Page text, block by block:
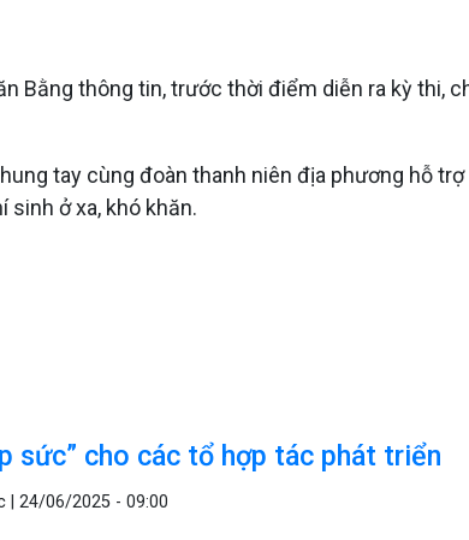
Bằng thông tin, trước thời điểm diễn ra kỳ thi,
tay cùng đoàn thanh niên địa phương hỗ
sinh ở xa, khó khăn.
sức” cho các tổ hợp tác phát triển
|24/06/2025 - 09:00